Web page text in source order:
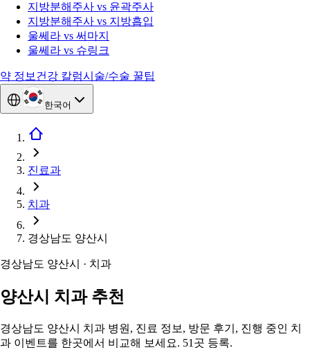
지방분해주사 vs 윤곽주사
지방분해주사 vs 지방흡입
울쎄라 vs 써마지
울쎄라 vs 슈링크
약 정보 건강 칼럼시술/수술 꿀팁
한국어
진료과
치과
경상남도 양산시
경상남도 양산시 · 치과
양산시 치과 추천
경상남도 양산시 치과 병원, 진료 정보, 방문 후기, 진행 중인 치
과 이벤트를 한곳에서 비교해 보세요. 51곳 등록.